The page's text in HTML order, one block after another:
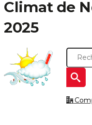
Climat de
2025